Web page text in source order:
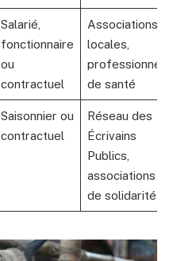
Salarié,
fonctionnaire
ou
contractuel
Associations
locales,
professionnels
de santé
Saisonnier ou
contractuel
Réseau des
Écrivains
Publics,
associations
de solidarité